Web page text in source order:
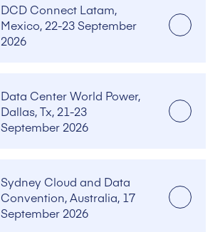
DCD Connect Latam,
Mexico, 22-23 September
2026
Data Center World Power,
Dallas, Tx, 21-23
September 2026
Sydney Cloud and Data
Convention, Australia, 17
September 2026